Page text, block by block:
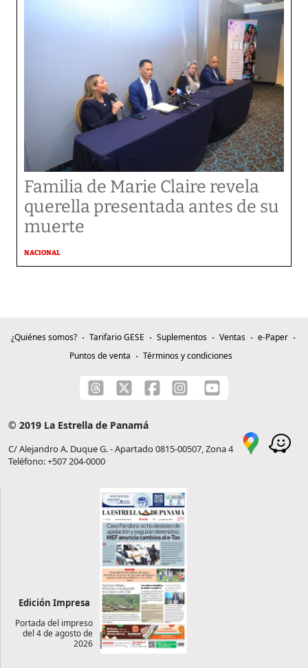
Familia de Marie Claire revela
querella presentada antes de su
muerte
NACIONAL
¿Quiénes somos? Tarifario GESE Suplementos Ventas
e-Paper
Puntos de venta
Términos y condiciones
© 2019 La Estrella de Panamá
C/ Alejandro A. Duque G. - Apartado 0815-00507, Zona 4
Teléfono: +507 204-0000
Edición Impresa
Portada del impreso
del 4 de agosto de
2026